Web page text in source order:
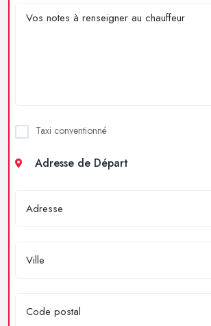
Taxi conventionné
Adresse de Départ